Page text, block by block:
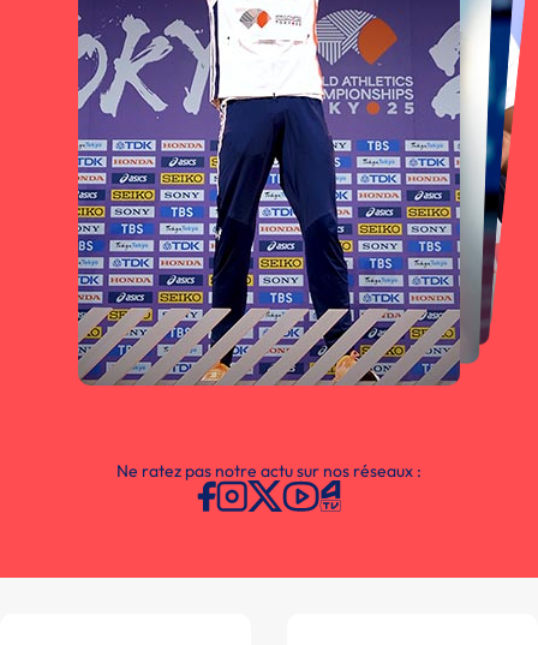
Ne ratez pas notre actu sur nos réseaux :